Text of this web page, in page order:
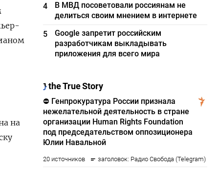
на
4
В МВД посоветовали россиянам не
делиться своим мнением в интернете
5
Google запретит российским
разработчикам выкладывать
приложения для всего мира